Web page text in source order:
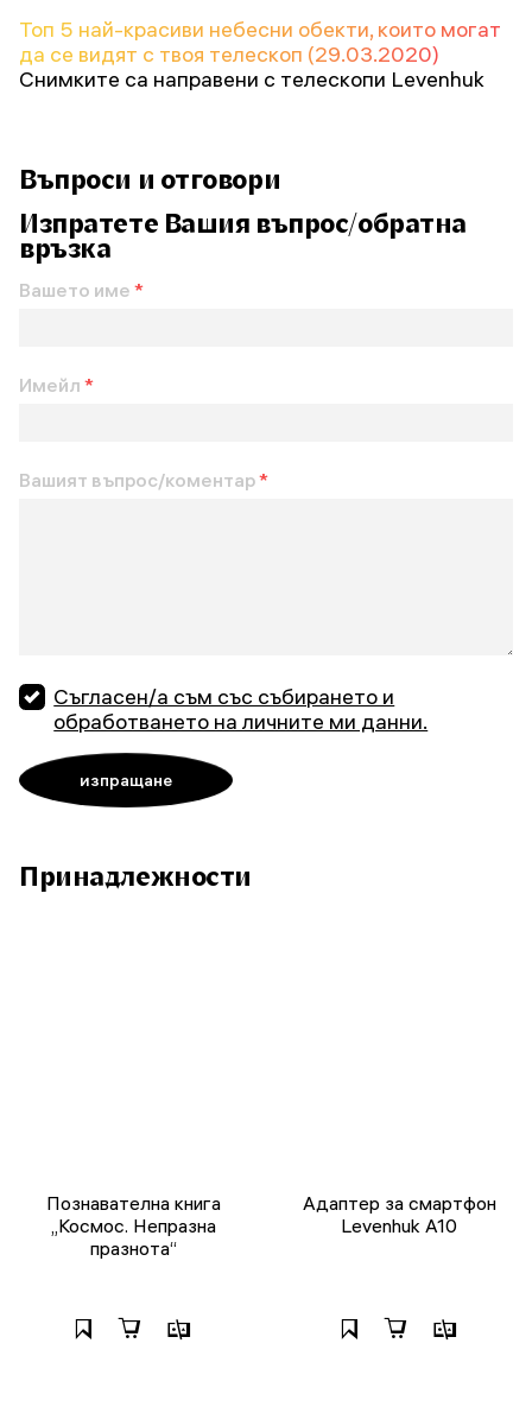
Топ 5 най-красиви небесни обекти, които могат
да се видят с твоя телескоп (29.03.2020)
Снимките са направени с телескопи Levenhuk
Въпроси и отговори
Изпратете Вашия въпрос/обратна
връзка
Вашето име *
Имейл *
Вашият въпрос/коментар*
Съгласен/а съм със събирането и
обработването на личните ми данни.
Принадлежности
Познавателна книга
„Космос. Непразна
празнота“
Адаптер за смартфон
Levenhuk A10